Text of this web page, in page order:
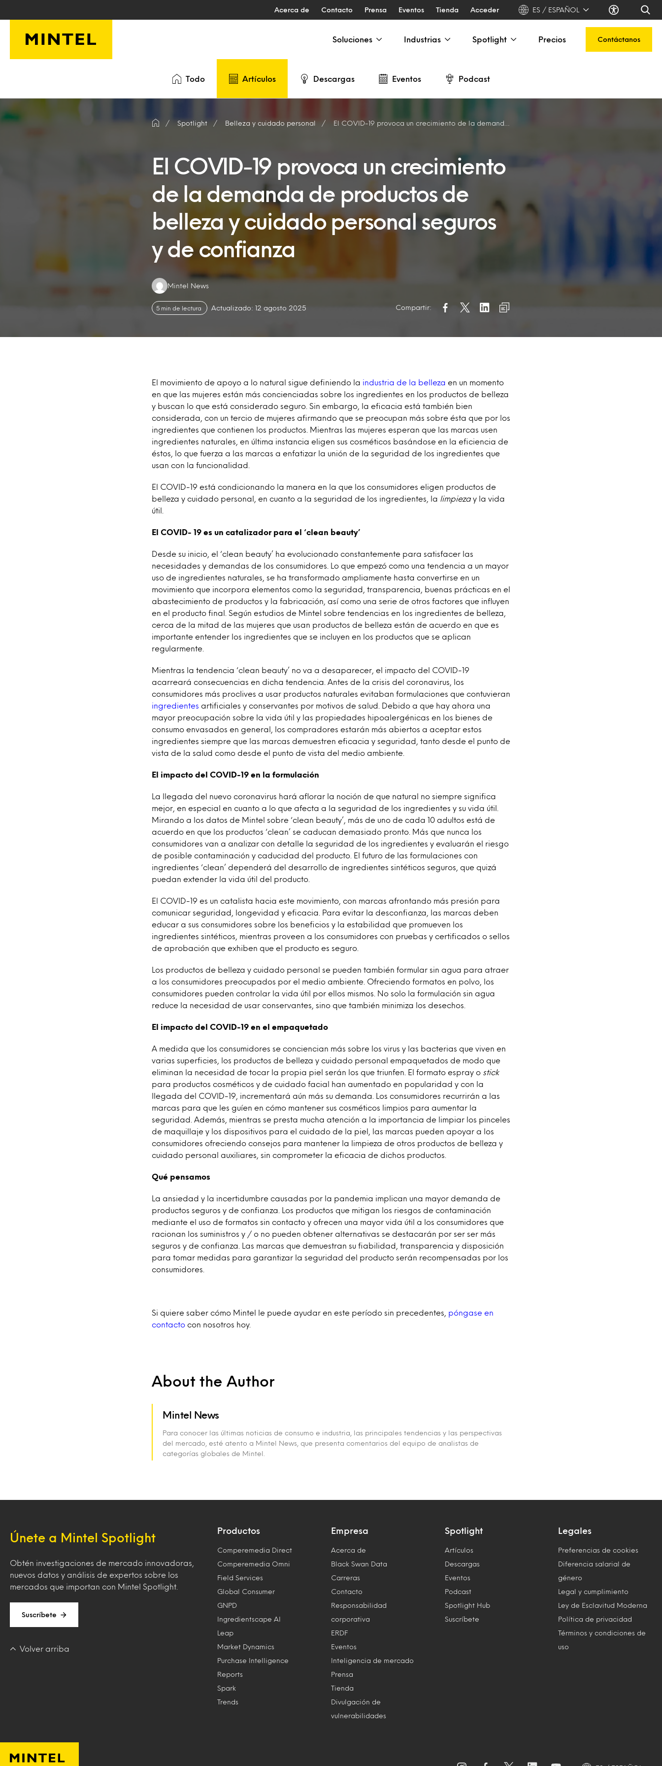
Acerca de Contacto Prensa Eventos Tienda Acceder ES / ESPAÑOL
Soluciones Industrias Spotlight Precios Contáctanos
Todo Artículos Descargas Eventos Podcast
Spotlight Belleza y cuidado personal El COVID-19 provoca un crecimiento de la demanda de productos de belleza y cuidado personal seguros y de confianza
El COVID-19 provoca un crecimiento
de la demanda de productos de
belleza y cuidado personal seguros
y de confianza
Authors:
Mintel News
5 min de lectura Actualizado: 12 agosto 2025 Compartir:
El movimiento de apoyo a lo natural sigue definiendo la industria de la belleza en un momento
en que las mujeres están más concienciadas sobre los ingredientes en los productos de belleza
y buscan lo que está considerado seguro. Sin embargo, la eficacia está también bien
considerada, con un tercio de mujeres afirmando que se preocupan más sobre ésta que por los
ingredientes que contienen los productos. Mientras las mujeres esperan que las marcas usen
ingredientes naturales, en última instancia eligen sus cosméticos basándose en la eficiencia de
éstos, lo que fuerza a las marcas a enfatizar la unión de la seguridad de los ingredientes que
usan con la funcionalidad.
El COVID-19 está condicionando la manera en la que los consumidores eligen productos de
belleza y cuidado personal, en cuanto a la seguridad de los ingredientes, la limpieza y la vida
útil.
El COVID- 19 es un catalizador para el ‘clean beauty’
Desde su inicio, el ‘clean beauty’ ha evolucionado constantemente para satisfacer las
necesidades y demandas de los consumidores. Lo que empezó como una tendencia a un mayor
uso de ingredientes naturales, se ha transformado ampliamente hasta convertirse en un
movimiento que incorpora elementos como la seguridad, transparencia, buenas prácticas en el
abastecimiento de productos y la fabricación, así como una serie de otros factores que influyen
en el producto final. Según estudios de Mintel sobre tendencias en los ingredientes de belleza,
cerca de la mitad de las mujeres que usan productos de belleza están de acuerdo en que es
importante entender los ingredientes que se incluyen en los productos que se aplican
regularmente.
Mientras la tendencia ‘clean beauty’ no va a desaparecer, el impacto del COVID-19
acarreará consecuencias en dicha tendencia. Antes de la crisis del coronavirus, los
consumidores más proclives a usar productos naturales evitaban formulaciones que contuvieran
ingredientes artificiales y conservantes por motivos de salud. Debido a que hay ahora una
mayor preocupación sobre la vida útil y las propiedades hipoalergénicas en los bienes de
consumo envasados en general, los compradores estarán más abiertos a aceptar estos
ingredientes siempre que las marcas demuestren eficacia y seguridad, tanto desde el punto de
vista de la salud como desde el punto de vista del medio ambiente.
El impacto del COVID-19 en la formulación
La llegada del nuevo coronavirus hará aflorar la noción de que natural no siempre significa
mejor, en especial en cuanto a lo que afecta a la seguridad de los ingredientes y su vida útil.
Mirando a los datos de Mintel sobre ‘clean beauty’, más de uno de cada 10 adultos está de
acuerdo en que los productos ‘clean’ se caducan demasiado pronto. Más que nunca los
consumidores van a analizar con detalle la seguridad de los ingredientes y evaluarán el riesgo
de posible contaminación y caducidad del producto. El futuro de las formulaciones con
ingredientes ‘clean’ dependerá del desarrollo de ingredientes sintéticos seguros, que quizá
puedan extender la vida útil del producto.
El COVID-19 es un catalista hacia este movimiento, con marcas afrontando más presión para
comunicar seguridad, longevidad y eficacia. Para evitar la desconfianza, las marcas deben
educar a sus consumidores sobre los beneficios y la estabilidad que promueven los
ingredientes sintéticos, mientras proveen a los consumidores con pruebas y certificados o sellos
de aprobación que exhiben que el producto es seguro.
Los productos de belleza y cuidado personal se pueden también formular sin agua para atraer
a los consumidores preocupados por el medio ambiente. Ofreciendo formatos en polvo, los
consumidores pueden controlar la vida útil por ellos mismos. No solo la formulación sin agua
reduce la necesidad de usar conservantes, sino que también minimiza los desechos.
El impacto del COVID-19 en el empaquetado
A medida que los consumidores se conciencian más sobre los virus y las bacterias que viven en
varias superficies, los productos de belleza y cuidado personal empaquetados de modo que
eliminan la necesidad de tocar la propia piel serán los que triunfen. El formato espray o stick
para productos cosméticos y de cuidado facial han aumentado en popularidad y con la
llegada del COVID-19, incrementará aún más su demanda. Los consumidores recurrirán a las
marcas para que les guíen en cómo mantener sus cosméticos limpios para aumentar la
seguridad. Además, mientras se presta mucha atención a la importancia de limpiar los pinceles
de maquillaje y los dispositivos para el cuidado de la piel, las marcas pueden apoyar a los
consumidores ofreciendo consejos para mantener la limpieza de otros productos de belleza y
cuidado personal auxiliares, sin comprometer la eficacia de dichos productos.
Qué pensamos
La ansiedad y la incertidumbre causadas por la pandemia implican una mayor demanda de
productos seguros y de confianza. Los productos que mitigan los riesgos de contaminación
mediante el uso de formatos sin contacto y ofrecen una mayor vida útil a los consumidores que
racionan los suministros y / o no pueden obtener alternativas se destacarán por ser ser más
seguros y de confianza. Las marcas que demuestran su fiabilidad, transparencia y disposición
para tomar medidas para garantizar la seguridad del producto serán recompensadas por los
consumidores.
Si quiere saber cómo Mintel le puede ayudar en este período sin precedentes, póngase en
contacto con nosotros hoy.
About the Author
Mintel News
Para conocer las últimas noticias de consumo e industria, las principales tendencias y las perspectivas
del mercado, esté atento a Mintel News, que presenta comentarios del equipo de analistas de
categorías globales de Mintel.
Únete a Mintel Spotlight
Obtén investigaciones de mercado innovadoras,
nuevos datos y análisis de expertos sobre los
mercados que importan con Mintel Spotlight.
Suscríbete
Volver arriba
Productos
Comperemedia Direct
Comperemedia Omni
Field Services
Global Consumer
GNPD
Ingredientscape AI
Leap
Market Dynamics
Purchase Intelligence
Reports
Spark
Trends
Empresa
Acerca de
Black Swan Data
Carreras
Contacto
Responsabilidad
corporativa
ERDF
Eventos
Inteligencia de mercado
Prensa
Tienda
Divulgación de
vulnerabilidades
Spotlight
Artículos
Descargas
Eventos
Podcast
Spotlight Hub
Suscríbete
Legales
Preferencias de cookies
Diferencia salarial de
género
Legal y cumplimiento
Ley de Esclavitud Moderna
Política de privacidad
Términos y condiciones de
uso